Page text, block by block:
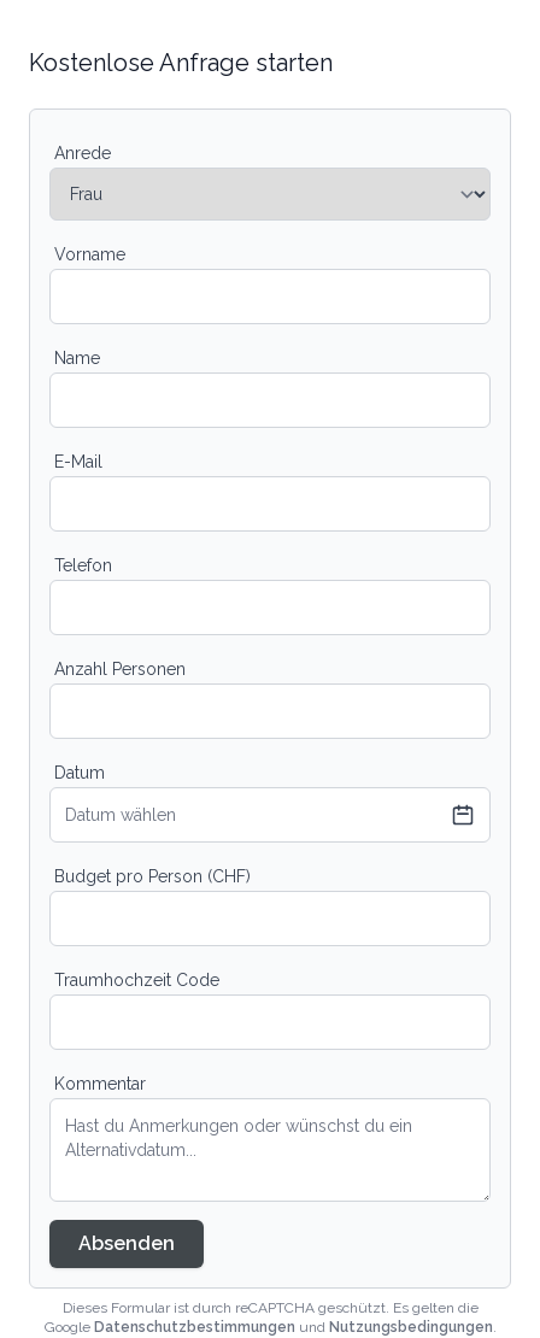
Kostenlose Anfrage starten
Anrede
Vorname
Name
E-Mail
Telefon
Anzahl Personen
Datum
Datum wählen
Budget pro Person (CHF)
Traumhochzeit Code
Kommentar
Absenden
Dieses Formular ist durch reCAPTCHA geschützt. Es gelten die
Google Datenschutzbestimmungen und Nutzungsbedingungen.